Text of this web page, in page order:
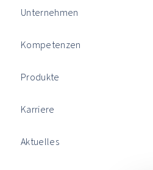
Unternehmen
Kompetenzen
Produkte
Karriere
Aktuelles